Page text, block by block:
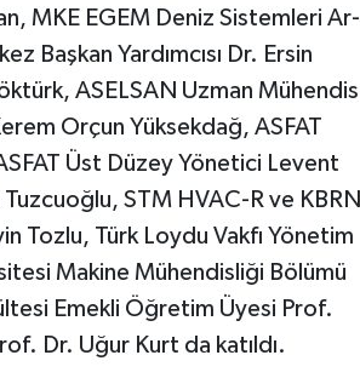
MKE EGEM Deniz Sistemleri Ar-
Başkan Yardımcısı Dr. Ersin
ASELSAN Uzman Mühendis
Orçun Yüksekdağ, ASFAT
Üst Düzey Yönetici Levent
STM HVAC-R ve KBRN
Tozlu, Türk Loydu Vakfı Yönetim
Makine Mühendisliği Bölümü
Emekli Öğretim Üyesi Prof.
Dr. Uğur Kurt da katıldı.